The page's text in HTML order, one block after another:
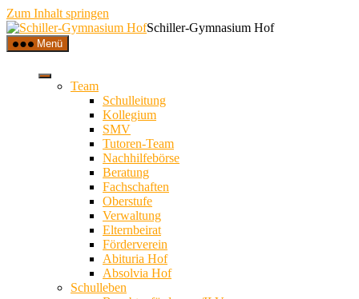
Zum Inhalt springen
Schiller-Gymnasium Hof
Menü
Team
Schulleitung
Kollegium
SMV
Tutoren-Team
Nachhilfebörse
Beratung
Fachschaften
Oberstufe
Verwaltung
Elternbeirat
Förderverein
Abituria Hof
Absolvia Hof
Schulleben